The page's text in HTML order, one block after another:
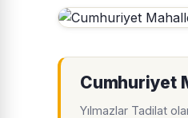
Cumhuriyet
Yılmazlar Tadilat